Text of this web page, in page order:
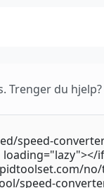
Trenger du hjelp?